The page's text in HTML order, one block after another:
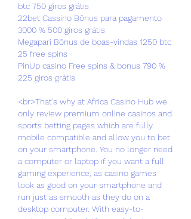
btc 750 giros grátis
22bet Cassino Bônus para pagamento
3000 % 500 giros grátis
Megapari Bônus de boas-vindas 1250 btc
25 free spins
PinUp casino Free spins & bonus 790 %
225 giros grátis
<br>That's why at Africa Casino Hub we
only review premium online casinos and
sports betting pages which are fully
mobile compatible and allow you to bet
on your smartphone. You no longer need
a computer or laptop if you want a full
gaming experience, as casino games
look as good on your smartphone and
run just as smooth as they do on a
desktop computer. With easy-to-